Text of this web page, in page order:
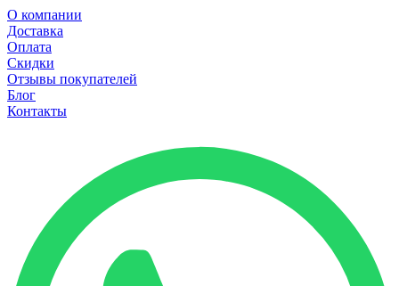
О компании
Доставка
Оплата
Скидки
Отзывы покупателей
Блог
Контакты